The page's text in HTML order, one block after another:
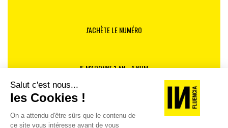
J'ACHÈTE LE NUMÉRO
JE M'ABONNE 1 AN - 4 NUM.
JE DÉCOUVRE LES NUMÉROS PRÉCÉDENTS